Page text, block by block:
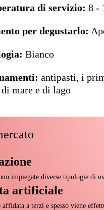
di servizio: 8 -
per degustarlo:
Bianco
antipasti, i
mare e di lago
impiegate diverse tipologie di
artificiale
affidata a terzi e spesso viene